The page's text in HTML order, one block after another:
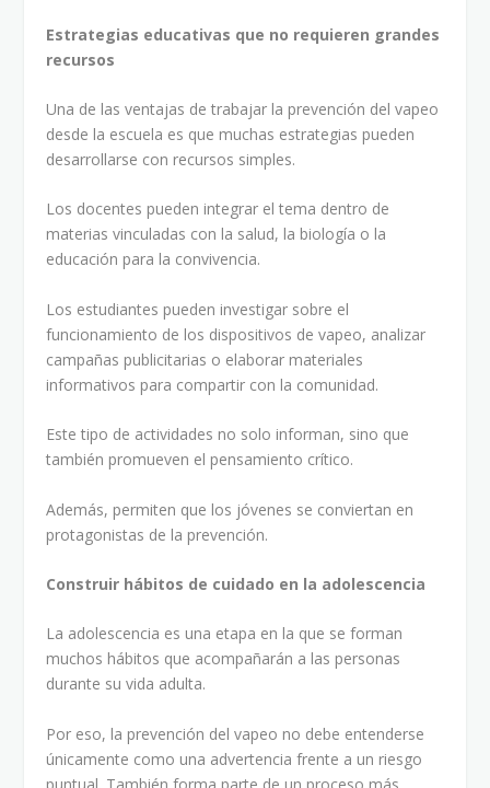
Estrategias educativas que no requieren grandes
recursos
Una de las ventajas de trabajar la prevención del vapeo
desde la escuela es que muchas estrategias pueden
desarrollarse con recursos simples.
Los docentes pueden integrar el tema dentro de
materias vinculadas con la salud, la biología o la
educación para la convivencia.
Los estudiantes pueden investigar sobre el
funcionamiento de los dispositivos de vapeo, analizar
campañas publicitarias o elaborar materiales
informativos para compartir con la comunidad.
Este tipo de actividades no solo informan, sino que
también promueven el pensamiento crítico.
Además, permiten que los jóvenes se conviertan en
protagonistas de la prevención.
Construir hábitos de cuidado en la adolescencia
La adolescencia es una etapa en la que se forman
muchos hábitos que acompañarán a las personas
durante su vida adulta.
Por eso, la prevención del vapeo no debe entenderse
únicamente como una advertencia frente a un riesgo
puntual. También forma parte de un proceso más